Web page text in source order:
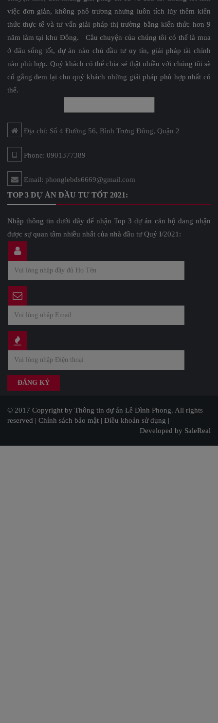
việc đơn giản, không phô trương nhưng luôn tích lũy thêm kiến
thức thực tế và tư vấn giải pháp thị trường bằng kiến thức hơn 9
năm làm tại khu Đông. Câu chuyện của chúng tôi có thể là mua
ở đâu sống tốt, dự án nào chủ đầu tư uy tín, giải pháp tài chính
nào phù hợp. Quý khách có thể chia sẻ thật nhiều với chúng tôi sẽ
cố gắng đem lại cho quý khách những giải pháp phù hợp nhất có
thể.
Địa chỉ: Số 4 Đường 56, Bình Trưng Đông, Quận 2
Phone: 0901377389
Email: phonglebds6669@gmail.com
TOP 3 DỰ ÁN ĐẦU TƯ TỐT 2021:
Nhập thông tin dưới đây để nhận Top 3 dự án căn hộ đang nhận
được sự quan tâm nhiều nhất của nhà đầu tư Quý I/2021:
© 2017 Copyright by Thông tin dự án Lê Đình Phong. All rights
reserved | Chính sách bảo mật | Điều khoản sử dụng |
Developed by SaleReal